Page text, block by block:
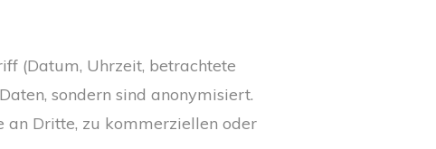
(Datum, Uhrzeit, betrachtete
sondern sind anonymisiert.
an Dritte, zu kommerziellen oder